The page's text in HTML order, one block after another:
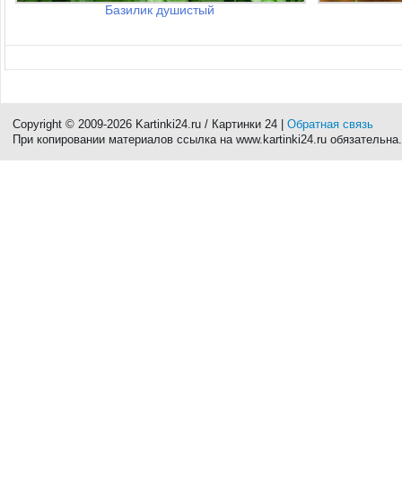
Базилик душистый
Copyright © 2009-2026 Kartinki24.ru / Картинки 24 | Обратная связь
При копировании материалов ссылка на www.kartinki24.ru обязательна.